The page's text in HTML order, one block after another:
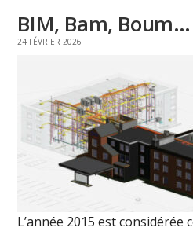
BIM, Bam,
24 FÉVRIER 2026
L’année 2015 est considérée